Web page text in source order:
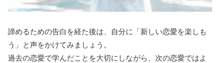
諦めるための告白を経た後は、自分に「新しい恋愛を楽しも
う」と声をかけてみましょう。
過去の恋愛で学んだことを大切にしながら、次の恋愛ではよ